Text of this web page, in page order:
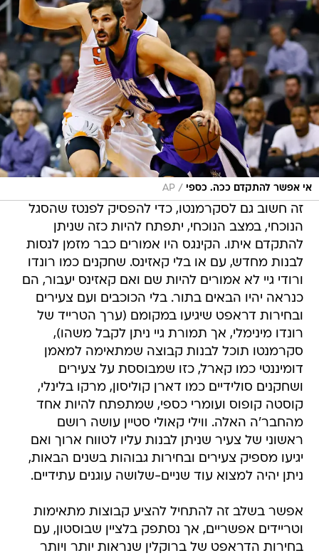
אי אפשר להתקדם ככה. כספי /
AP
זה חשוב גם לסקרמנטו, כדי להפסיק לפנטז שהסגל
הנוכחי, במצב הנוכחי, יתפתח להיות כזה שניתן
להתקדם איתו. הקינגס היו אמורים כבר מזמן לנסות
לבנות מחדש, עם או בלי קאזינס. שחקנים כמו רונדו
ורודי גיי לא אמורים להיות שם ואם קאזינס יעבור, הם
כנראה יהיו הבאים בתור. בלי הכוכבים ועם צעירים
ובחירות דראפט שיגיעו במקומם (ערך הטרייד של
רונדו מינימלי, אך תמורת גיי ניתן לקבל משהו),
סקרמנטו תוכל לבנות קבוצה שמתאימה למאמן
דומיננטי כמו קארל, כזו שמבוססת על צעירים
ושחקנים סולידיים כמו דארן קוליסון, מרקו בלינלי,
קוסטה קופוס ועומרי כספי, שמתפתח להיות אחד
מהחבר'ה האלה. ווילי קאולי סטיין עושה רושם
ראשוני של צעיר שניתן לבנות עליו לטווח ארוך ואם
יגיעו מספיק צעירים ובחירות גבוהות בשנים הבאות,
ניתן יהיה למצוא עוד שניים-שלושה עוגנים עתידיים.
אפשר בשלב זה להתחיל להציע קבוצות מתאימות
וטריידים אפשריים, אך נסתפק בלציין שבוסטון, עם
בחירות הדראפט של ברוקלין שנראות יותר ויותר